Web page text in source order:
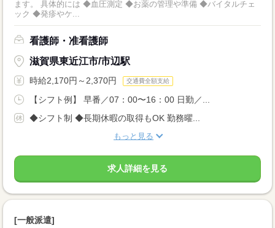
ます。 具体的には ◆血圧測定 ◆お薬の管理や準備 ◆バイタルチェ
ック ◆発疹やケ...
看護師・准看護師
滋賀県東近江市/市辺駅
時給2,170円～2,370円 交通費全額支給
【シフト例】 早番／07：00〜16：00 日勤／...
◆シフト制 ◆長期休暇の取得もOK 勤務曜...
もっと見る
求人詳細を見る
[一般派遣]